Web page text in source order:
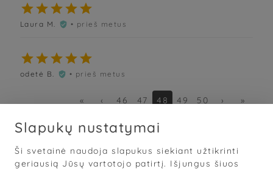

Laura M.  • prieš metus

odetė B.  • prieš metus
« ‹ 46 47 48 49 50 › »
Slapukų nustatymai
Ši svetainė naudoja slapukus siekiant užtikrinti
geriausią Jūsų vartotojo patirtį. Išjungus šiuos
Sąlygos · Privatumas · Slapukai